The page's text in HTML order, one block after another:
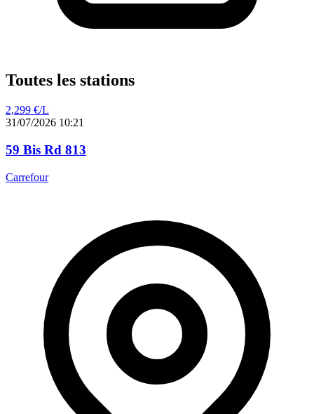
Toutes les stations
2,299 €/L
31/07/2026 10:21
59 Bis Rd 813
Carrefour